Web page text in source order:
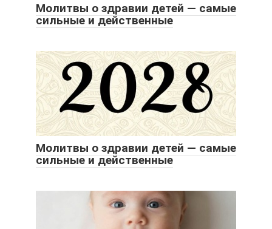
Молитвы о здравии детей — самые
сильные и действенные
Молитвы о здравии детей — самые
сильные и действенные